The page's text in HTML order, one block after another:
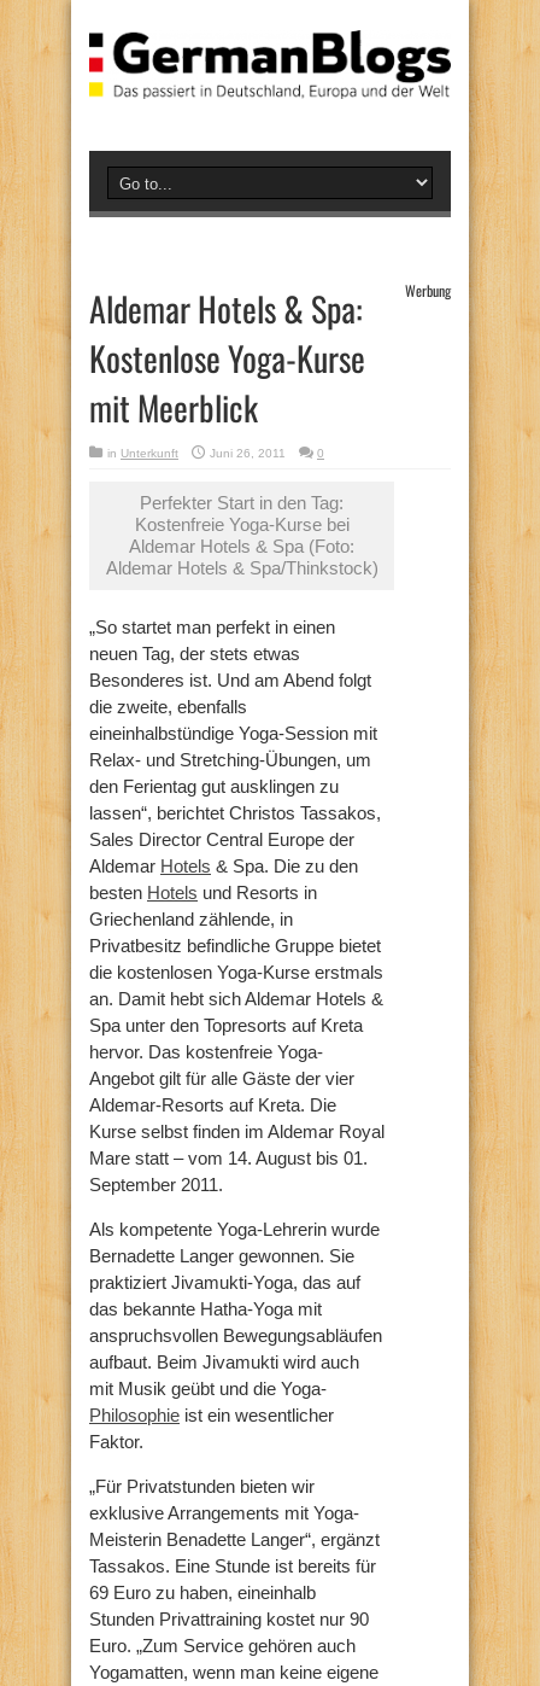
Aldemar Hotels & Spa:
Kostenlose Yoga-Kurse
mit Meerblick
Werbung
in Unterkunft Juni 26, 2011 0
Perfekter Start in den Tag:
Kostenfreie Yoga-Kurse bei
Aldemar Hotels & Spa (Foto:
Aldemar Hotels & Spa/Thinkstock)
„So startet man perfekt in einen
neuen Tag, der stets etwas
Besonderes ist. Und am Abend folgt
die zweite, ebenfalls
eineinhalbstündige Yoga-Session mit
Relax- und Stretching-Übungen, um
den Ferientag gut ausklingen zu
lassen“, berichtet Christos Tassakos,
Sales Director Central Europe der
Aldemar Hotels & Spa. Die zu den
besten Hotels und Resorts in
Griechenland zählende, in
Privatbesitz befindliche Gruppe bietet
die kostenlosen Yoga-Kurse erstmals
an. Damit hebt sich Aldemar Hotels &
Spa unter den Topresorts auf Kreta
hervor. Das kostenfreie Yoga-
Angebot gilt für alle Gäste der vier
Aldemar-Resorts auf Kreta. Die
Kurse selbst finden im Aldemar Royal
Mare statt – vom 14. August bis 01.
September 2011.
Als kompetente Yoga-Lehrerin wurde
Bernadette Langer gewonnen. Sie
praktiziert Jivamukti-Yoga, das auf
das bekannte Hatha-Yoga mit
anspruchsvollen Bewegungsabläufen
aufbaut. Beim Jivamukti wird auch
mit Musik geübt und die Yoga-
Philosophie ist ein wesentlicher
Faktor.
„Für Privatstunden bieten wir
exklusive Arrangements mit Yoga-
Meisterin Benadette Langer“, ergänzt
Tassakos. Eine Stunde ist bereits für
69 Euro zu haben, eineinhalb
Stunden Privattraining kostet nur 90
Euro. „Zum Service gehören auch
Yogamatten, wenn man keine eigene